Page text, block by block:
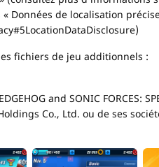
Données de localisation
fichiers de jeu additionnels :
and SONIC FORCES:
Co., Ltd. ou de ses